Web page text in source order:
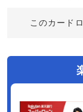
このカード